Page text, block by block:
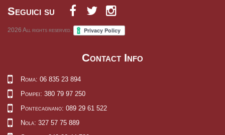
Seguici su
2026 All rights reserved.
Contact Info
Roma: 06 835 23 894
Pompei: 380 79 97 250
Pontecagnano: 089 29 61 522
Nola: 327 57 75 889